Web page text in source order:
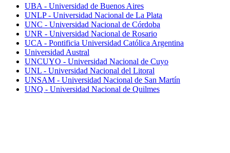
UBA - Universidad de Buenos Aires
UNLP - Universidad Nacional de La Plata
UNC - Universidad Nacional de Córdoba
UNR - Universidad Nacional de Rosario
UCA - Pontificia Universidad Católica Argentina
Universidad Austral
UNCUYO - Universidad Nacional de Cuyo
UNL - Universidad Nacional del Litoral
UNSAM - Universidad Nacional de San Martín
UNQ - Universidad Nacional de Quilmes